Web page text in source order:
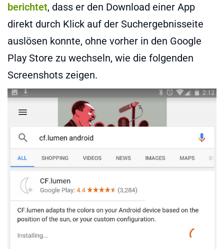
berichtet, dass er den Download einer App
direkt durch Klick auf der Suchergebnisseite
auslösen konnte, ohne vorher in den Google
Play Store zu wechseln, wie die folgenden
Screenshots zeigen.